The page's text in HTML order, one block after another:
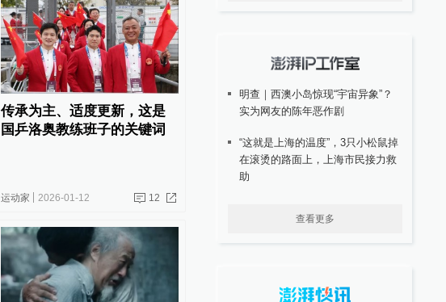
传承为主、适度更新，这是
国乒洛奥教练班子的关键词
运动家 2026-01-12 12
明查｜西澳小岛惊现“宇宙异象”？
实为网友的陈年恶作剧
“这就是上海的温度”，3只小松鼠掉
在滚烫的路面上，上海市民接力救
助
查看更多